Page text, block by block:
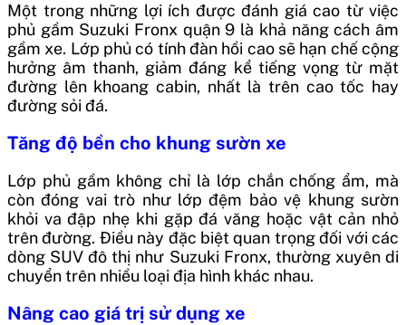
Một trong những lợi ích được đánh giá cao từ việc
phủ gầm Suzuki Fronx quận 9 là khả năng cách âm
gầm xe. Lớp phủ có tính đàn hồi cao sẽ hạn chế cộng
hưởng âm thanh, giảm đáng kể tiếng vọng từ mặt
đường lên khoang cabin, nhất là trên cao tốc hay
đường sỏi đá.
Tăng độ bền cho khung sườn xe
Lớp phủ gầm không chỉ là lớp chắn chống ẩm, mà
còn đóng vai trò như lớp đệm bảo vệ khung sườn
khỏi va đập nhẹ khi gặp đá văng hoặc vật cản nhỏ
trên đường. Điều này đặc biệt quan trọng đối với các
dòng SUV đô thị như Suzuki Fronx, thường xuyên di
chuyển trên nhiều loại địa hình khác nhau.
Nâng cao giá trị sử dụng xe